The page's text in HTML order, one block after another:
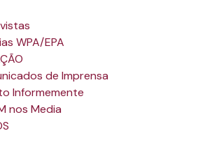
WPA/EPA
de Imprensa
Informemente
nos Media